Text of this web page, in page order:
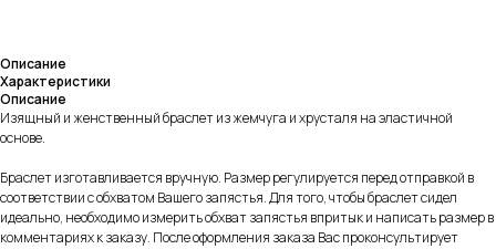
Описание
Характеристики
Описание
Изящный и женственный браслет из жемчуга и хрусталя на эластичной
основе.
Браслет изготавливается вручную. Размер регулируется перед отправкой в
соответствии с обхватом Вашего запястья. Для того, чтобы браслет сидел
идеально, необходимо измерить обхват запястья впритык и написать размер в
комментариях к заказу. После оформления заказа Вас проконсультирует